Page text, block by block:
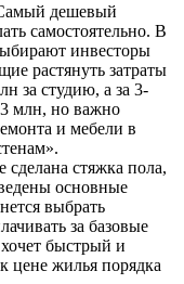
дешевый
самостоятельно. В
инвесторы
растянуть затраты
за студию, а за 3-
млн, но важно
и мебели в
сделана стяжка пола,
основные
выбрать
за базовые
быстрый и
цене жилья порядка